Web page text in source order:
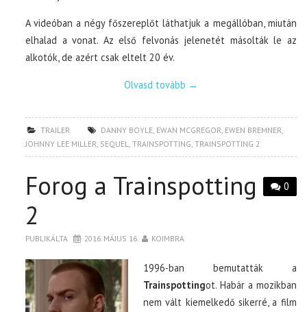
A videóban a négy főszereplőt láthatjuk a megállóban, miután
elhalad a vonat. Az első felvonás jelenetét másolták le az
alkotók, de azért csak eltelt 20 év.
Olvasd tovább →
TRAILER DANNY BOYLE, EWAN MCGREGOR, EWEN BREMNER,
JOHNNY LEE MILLER, SEQUEL,TRAINSPOTTING,TRAINSPOTTING 2
0
Forog a Trainspotting
2
PUBLIKÁLTA 2016. MÁJUS 16. KOIMBRA
1996-ban bemutatták a
Trainspottingot. Habár a mozikban
nem vált kiemelkedő sikerré, a film